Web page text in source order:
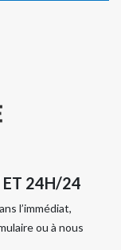
ET 24H/24
l’immédiat,
ou à nous